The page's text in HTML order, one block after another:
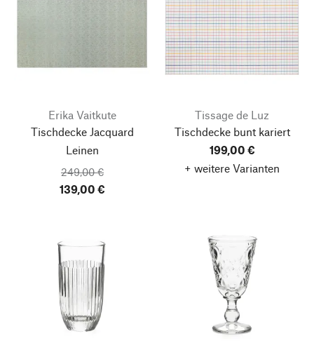
Erika Vaitkute
Tischdecke Jacquard
Leinen
249,00 €
139,00 €
Tissage de Luz
Tischdecke bunt kariert
199,00 €
+ weitere Varianten